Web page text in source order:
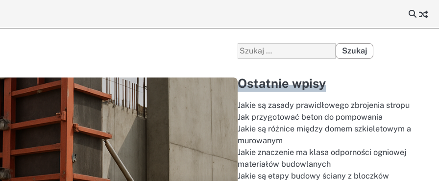
Szukaj:
Ostatnie wpisy
Jakie są zasady prawidłowego zbrojenia stropu
Jak przygotować beton do pompowania
Jakie są różnice między domem szkieletowym a
murowanym
Jakie znaczenie ma klasa odporności ogniowej
materiałów budowlanych
Jakie są etapy budowy ściany z bloczków